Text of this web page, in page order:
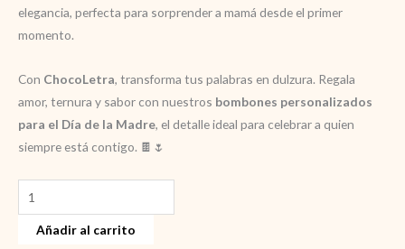
elegancia, perfecta para sorprender a mamá desde el primer
momento.
Con ChocoLetra, transforma tus palabras en dulzura. Regala
amor, ternura y sabor con nuestros bombones personalizados
para el Día de la Madre, el detalle ideal para celebrar a quien
siempre está contigo. 🍫🌷
Regalo
para
Añadir al carrito